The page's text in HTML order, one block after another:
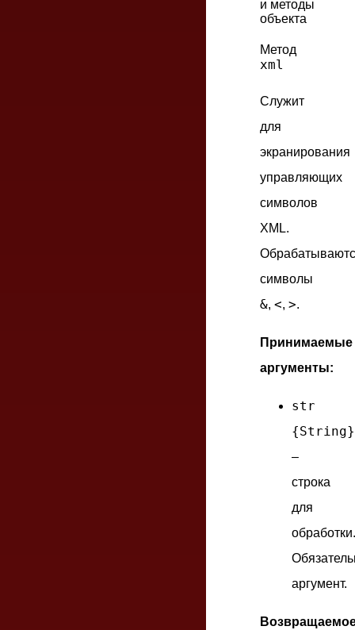
и методы
объекта
Метод
xml
Служит
для
экранирования
управляющих
символов
XML.
символы
&, <, >.
Принимаемые
аргументы:
str
{String}
–
строка
для
обработки.
аргумент.